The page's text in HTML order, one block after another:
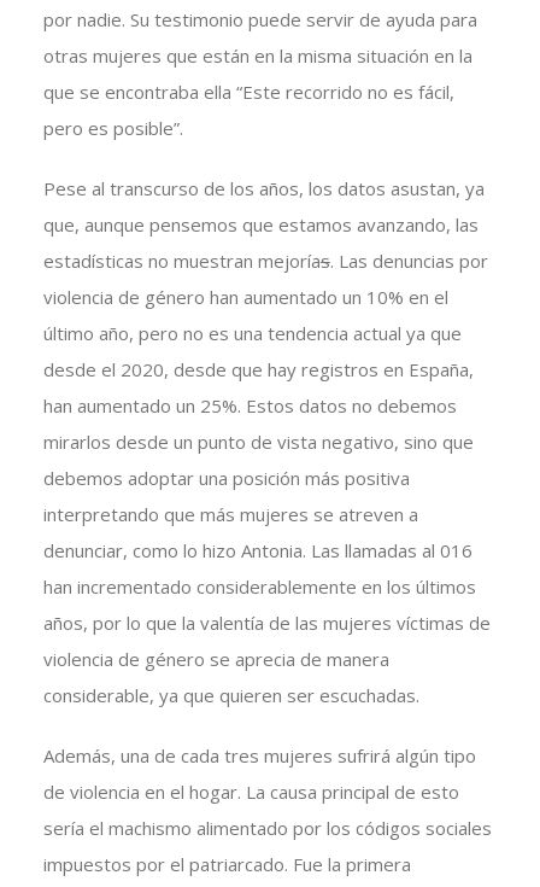
por nadie. Su testimonio puede servir de ayuda para
otras mujeres que están en la misma situación en la
que se encontraba ella “Este recorrido no es fácil,
pero es posible”.
Pese al transcurso de los años, los datos asustan, ya
que, aunque pensemos que estamos avanzando, las
estadísticas no muestran mejorías. Las denuncias por
violencia de género han aumentado un 10% en el
último año, pero no es una tendencia actual ya que
desde el 2020, desde que hay registros en España,
han aumentado un 25%. Estos datos no debemos
mirarlos desde un punto de vista negativo, sino que
debemos adoptar una posición más positiva
interpretando que más mujeres se atreven a
denunciar, como lo hizo Antonia. Las llamadas al 016
han incrementado considerablemente en los últimos
años, por lo que la valentía de las mujeres víctimas de
violencia de género se aprecia de manera
considerable, ya que quieren ser escuchadas.
Además, una de cada tres mujeres sufrirá algún tipo
de violencia en el hogar. La causa principal de esto
sería el machismo alimentado por los códigos sociales
impuestos por el patriarcado. Fue la primera